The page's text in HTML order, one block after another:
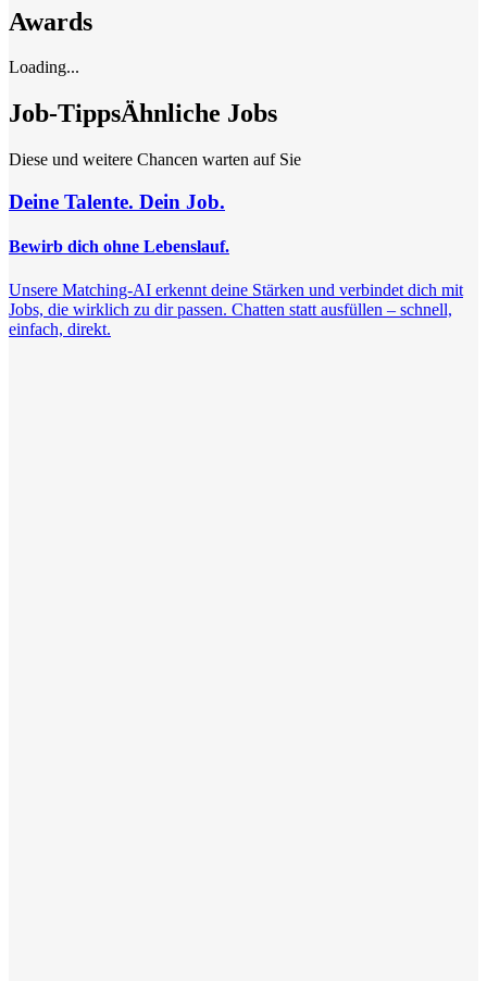
Awards
Loading...
Job-TippsÄhnliche Jobs
Diese und weitere Chancen warten auf Sie
Deine Talente. Dein Job.
Bewirb dich ohne Lebenslauf.
Unsere Matching-AI erkennt deine Stärken und verbindet dich mit
Jobs, die wirklich zu dir passen. Chatten statt ausfüllen – schnell,
einfach, direkt.